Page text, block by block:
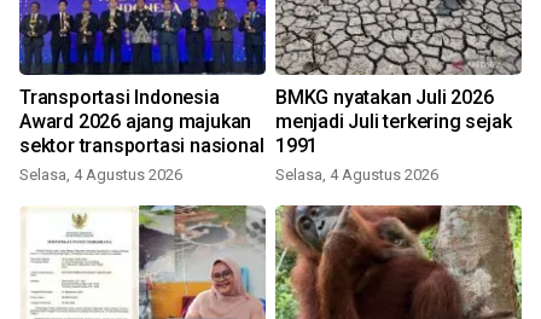
Transportasi Indonesia
Award 2026 ajang majukan
sektor transportasi nasional
Selasa, 4 Agustus 2026
BMKG nyatakan Juli 2026
menjadi Juli terkering sejak
1991
Selasa, 4 Agustus 2026